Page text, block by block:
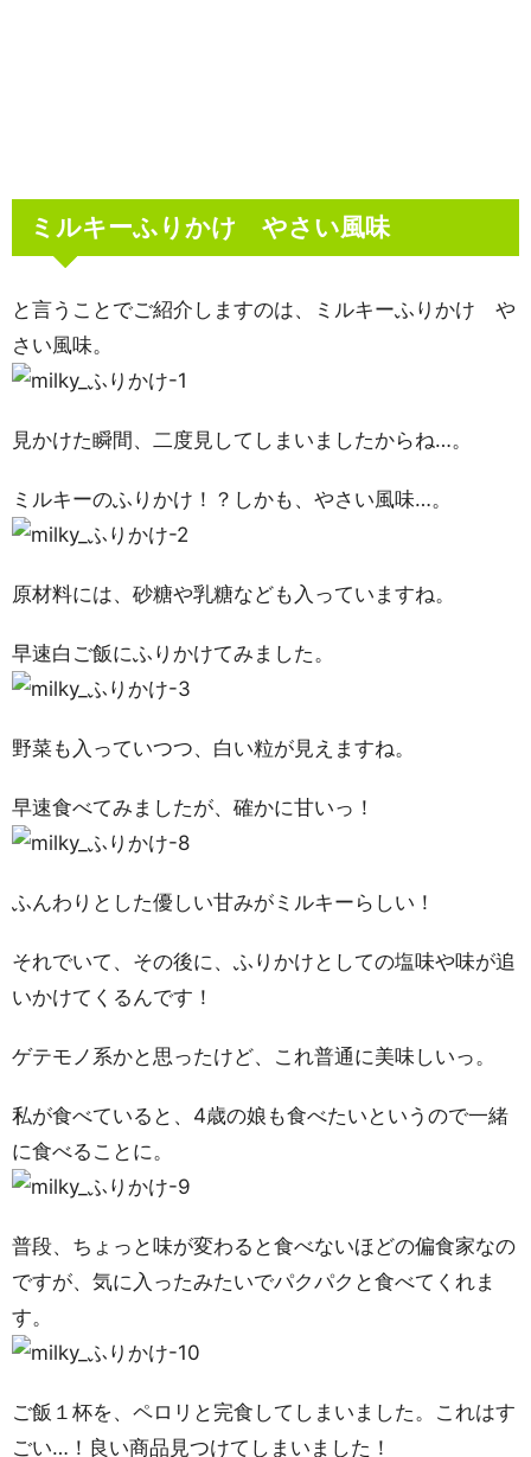
ミルキーふりかけ やさい風味
と言うことでご紹介しますのは、ミルキーふりかけ や
さい風味。
見かけた瞬間、二度見してしまいましたからね…。
ミルキーのふりかけ！？しかも、やさい風味…。
原材料には、砂糖や乳糖なども入っていますね。
早速白ご飯にふりかけてみました。
野菜も入っていつつ、白い粒が見えますね。
早速食べてみましたが、確かに甘いっ！
ふんわりとした優しい甘みがミルキーらしい！
それでいて、その後に、ふりかけとしての塩味や味が追
いかけてくるんです！
ゲテモノ系かと思ったけど、これ普通に美味しいっ。
私が食べていると、4歳の娘も食べたいというので一緒
に食べることに。
普段、ちょっと味が変わると食べないほどの偏食家なの
ですが、気に入ったみたいでパクパクと食べてくれま
す。
ご飯１杯を、ペロリと完食してしまいました。これはす
ごい…！良い商品見つけてしまいました！